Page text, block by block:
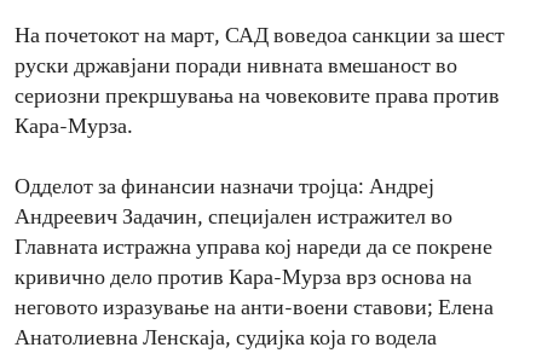
На почетокот на март, САД воведоа санкции за шест
руски државјани поради нивната вмешаност во
сериозни прекршувања на човековите права против
Кара-Мурза.
Одделот за финансии назначи тројца: Андреј
Андреевич Задачин, специјален истражител во
Главната истражна управа кој нареди да се покрене
кривично дело против Кара-Мурза врз основа на
неговото изразување на анти-воени ставови; Елена
Анатолиевна Ленскаја, судијка која го водела